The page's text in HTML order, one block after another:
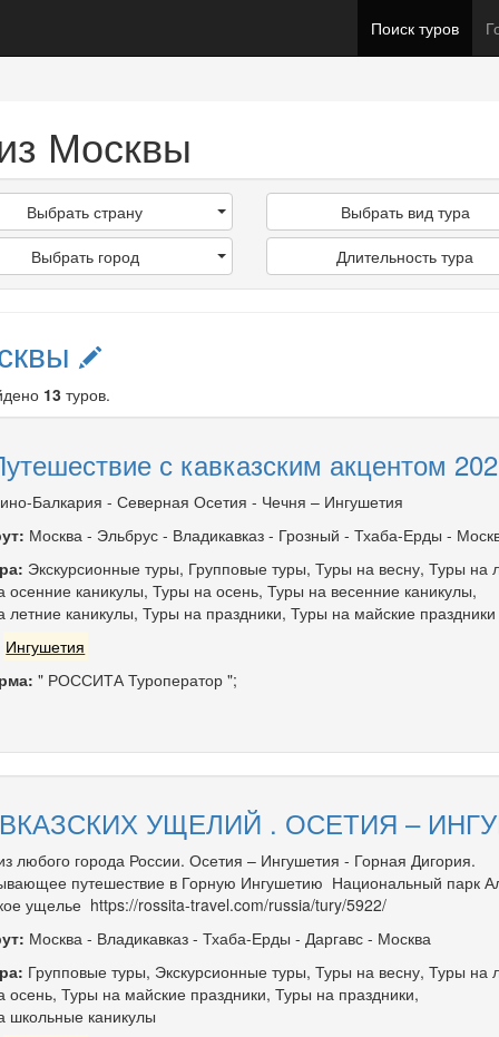
Поиск туров
Москвы
Выбрать страну
Выбрать город
Выбрать вид тура
Длительность тура
13 туров.
с кавказским акцентом
Балкария - Северная Осетия - Чечня – Ингушетия
Москва- Эльбрус- Владикавказ- Грозный - Тхаба-Ерды -
Экскурсионные туры, Групповые туры, Туры на весну, Туры на
осенние каникулы, Туры на осень, Туры на весенние каникулы,
летние каникулы, Туры на праздники, Туры на майские праздники
Ингушетия
" РОССИТА Туроператор ";
УЩЕЛИЙ . ОСЕТИЯ –
любого города России. Осетия – Ингушетия - Горная Дигория.
путешествие в Горную Ингушетию Национальный парк
ущелье https://rossita-travel.com/russia/tury/5922/
Москва- Владикавказ- Тхаба-Ерды - Даргавс- Москва
Групповые туры, Экскурсионные туры, Туры на весну, Туры на
осень, Туры на майские праздники, Туры на праздники,
школьные каникулы